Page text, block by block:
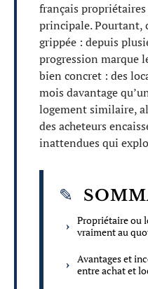
français
principale. Pourtant,
grippée : depuis
progression marque
bien concret : des
mois davantage
logement similaire,
des acheteurs
inattendues qui
Propriétaire ou
vraiment au
Avantages et
entre achat et